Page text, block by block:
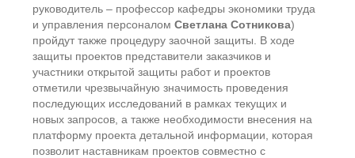
руководитель – профессор кафедры экономики труда
и управления персоналом Светлана Сотникова)
пройдут также процедуру заочной защиты. В ходе
защиты проектов представители заказчиков и
участники открытой защиты работ и проектов
отметили чрезвычайную значимость проведения
последующих исследований в рамках текущих и
новых запросов, а также необходимости внесения на
платформу проекта детальной информации, которая
позволит наставникам проектов совместно с